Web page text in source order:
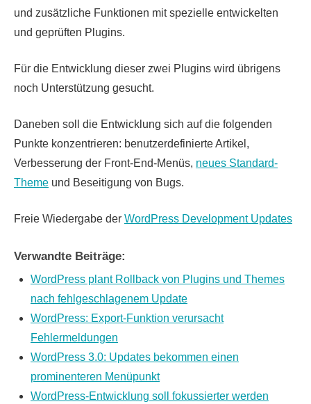
und zusätzliche Funktionen mit spezielle entwickelten
und geprüften Plugins.
Für die Entwicklung dieser zwei Plugins wird übrigens
noch Unterstützung gesucht.
Daneben soll die Entwicklung sich auf die folgenden
Punkte konzentrieren: benutzerdefinierte Artikel,
Verbesserung der Front-End-Menüs, neues Standard-
Theme und Beseitigung von Bugs.
Freie Wiedergabe der WordPress Development Updates
Verwandte Beiträge:
WordPress plant Rollback von Plugins und Themes
nach fehlgeschlagenem Update
WordPress: Export-Funktion verursacht
Fehlermeldungen
WordPress 3.0: Updates bekommen einen
prominenteren Menüpunkt
WordPress-Entwicklung soll fokussierter werden